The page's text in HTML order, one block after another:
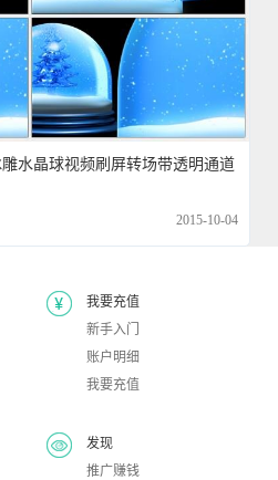
雕水晶球视频刷屏转场带透明通道
2015-10-04
我要充值
新手入门
账户明细
我要充值
发现
推广赚钱